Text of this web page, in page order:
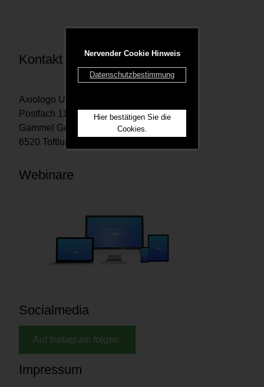
Nervender Cookie Hinweis
Datenschutzbestimmung
Hier bestätigen Sie die
Cookies.
Kontakt
Axiologo UG
Postfach 1167 29201 Celle
Gammel Geestrupvej 2
6520 Toftlund Denmark
Webinare
Socialmedia
Auf Instagram folgen.
Impressum